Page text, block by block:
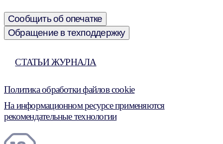
Сообщить об опечатке
Обращение в техподдержку
СТАТЬИ ЖУРНАЛА
Политика обработки файлов cookie
На информационном ресурсе применяются
рекомендательные технологии